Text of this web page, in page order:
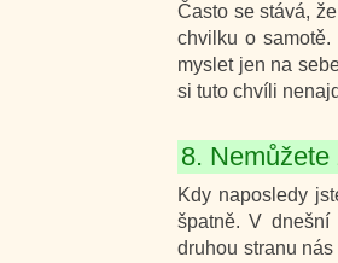
Často se stává,
chvilku o
myslet jen na
si tuto chvíli
8.
Kdy naposledy
špatně. V dnešní
druhou stranu